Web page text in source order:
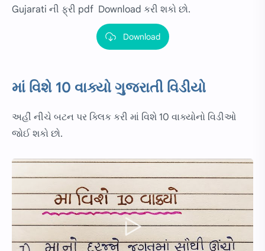
Gujarati ની ફ્રી pdf Download કરી શકો છો.
Download
માં વિશે 10 વાક્યો ગુજરાતી વિડીયો
અહીં નીચે બટન પર ક્લિક કરી માં વિશે 10 વાક્યોનો વિડીઓ
જોઈ શકો છો.